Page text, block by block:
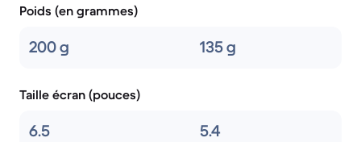
Poids (en grammes)
200 g 135 g
Taille écran (pouces)
6.5 5.4